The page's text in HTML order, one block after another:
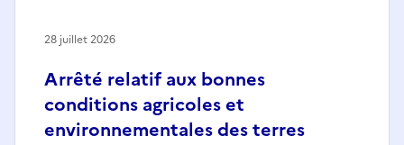
Arrêté relatif aux bonnes
conditions agricoles et
environnementales des terres
28 juillet 2026